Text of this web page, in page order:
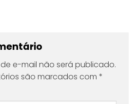
e-mail não será publicado.
são marcados com *